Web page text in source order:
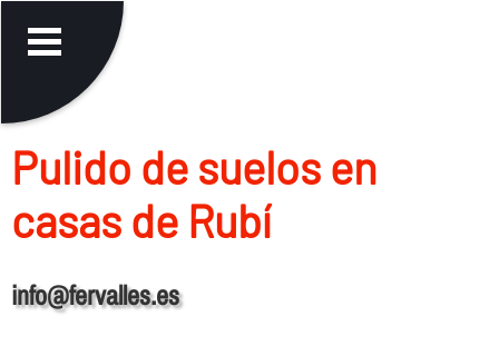
Pulido de suelos en
casas de Rubí
info@fervalles.es